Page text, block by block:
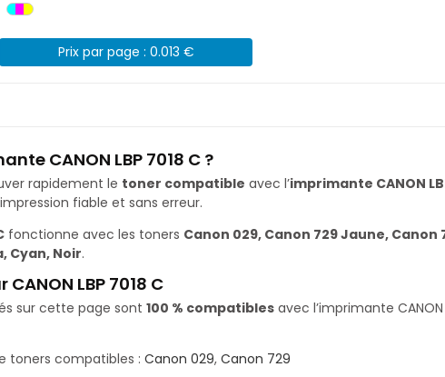
Prix par page : 0.013 €
CANON LBP 7018 C ?
rapidement le toner compatible avec l’imprimante CANON
fiable et sans erreur.
fonctionne avec les toners Canon 029, Canon 729 Jaune,
Cyan, Noir.
LBP 7018 C
sur cette page sont 100 % compatibles avec l’imprimante
toners compatibles : Canon 029, Canon 729